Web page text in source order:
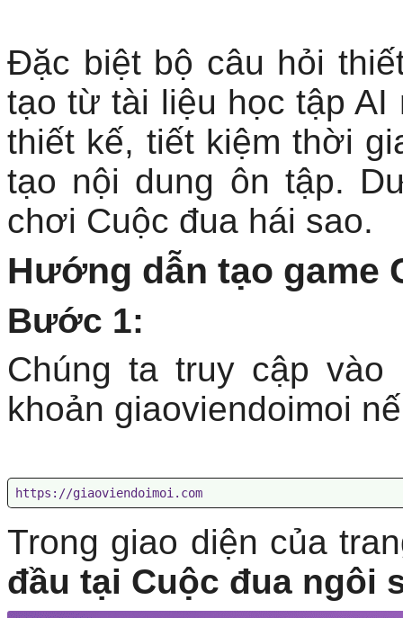
Đặc biệt bộ câu hỏi
tạo từ tài liệu học tập
thiết kế, tiết kiệm thời
tạo nội dung ôn tập.
chơi Cuộc đua hái sao.
Hướng dẫn tạo game
Bước 1:
Chúng ta truy cập
khoản giaoviendoimoi
https://giaoviendoimoi.com
Trong giao diện của
đầu tại Cuộc đua ngôi